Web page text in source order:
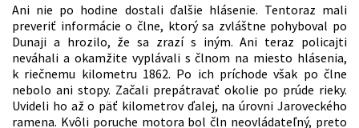
Ani nie po hodine dostali ďalšie hlásenie. Tentoraz mali
preveriť informácie o člne, ktorý sa zvláštne pohyboval po
Dunaji a hrozilo, že sa zrazí s iným. Ani teraz policajti
neváhali a okamžite vyplávali s člnom na miesto hlásenia,
k riečnemu kilometru 1862. Po ich príchode však po člne
nebolo ani stopy. Začali prepátravať okolie po prúde rieky.
Uvideli ho až o päť kilometrov ďalej, na úrovni Jaroveckého
ramena. Kvôli poruche motora bol čln neovládateľný, preto